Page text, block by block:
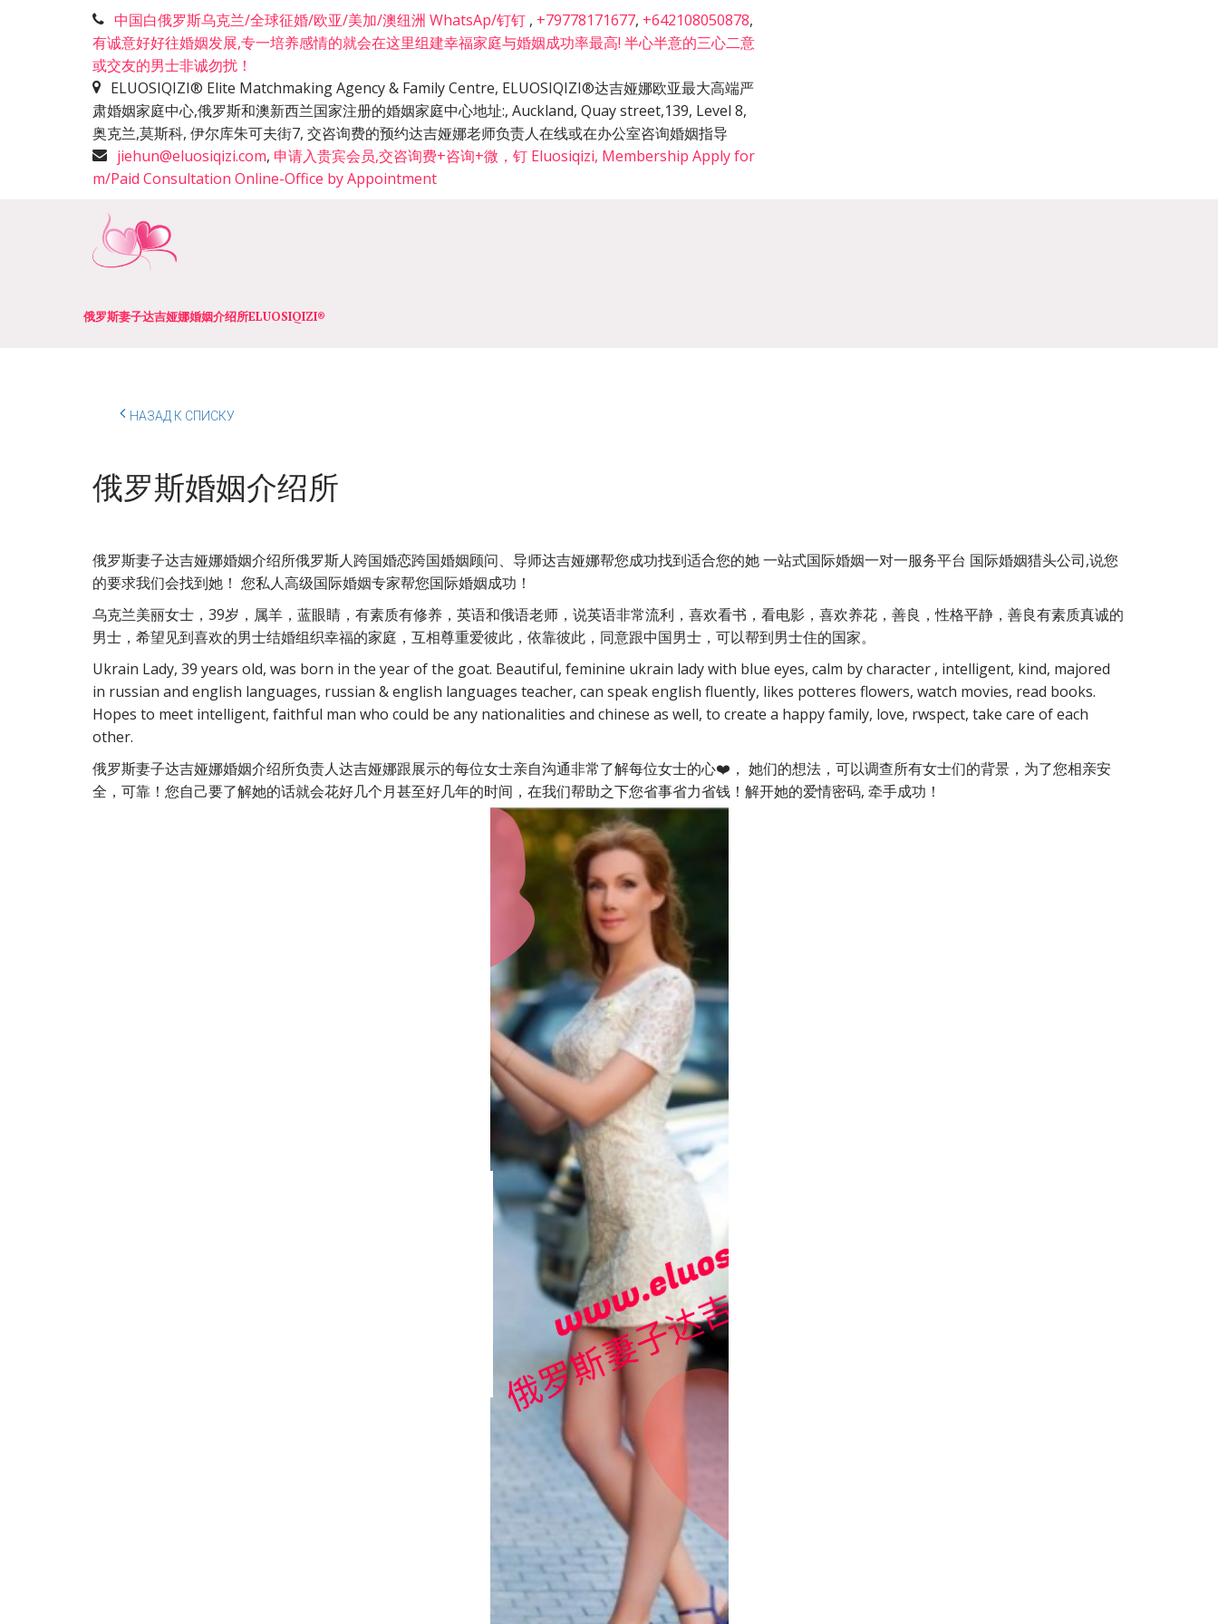
中国白俄罗斯乌克兰/全球征婚/欧亚/美加/澳纽洲 WhatsAp/钉钉 , +79778171677, +642108050878,
有诚意好好往婚姻发展,专一培养感情的就会在这里组建幸福家庭与婚姻成功率最高! 半心半意的三心二意
或交友的男士非诚勿扰！
ELUOSIQIZI® Elite Matchmaking Agency & Family Centre, ELUOSIQIZI®达吉娅娜欧亚最大高端严
肃婚姻家庭中心,俄罗斯和澳新西兰国家注册的婚姻家庭中心地址:, Auckland, Quay street,139, Level 8,
奥克兰,莫斯科, 伊尔库朱可夫街7, 交咨询费的预约达吉娅娜老师负责人在线或在办公室咨询婚姻指导
jiehun@eluosiqizi.com, 申请入贵宾会员,交咨询费+咨询+微，钉 Eluosiqizi, Membership Apply for
m/Paid Consultation Online-Office by Appointment
俄罗斯妻子达吉娅娜婚姻介绍所­­ELUOSIQIZI®
НАЗАД К СПИСКУ
俄罗斯婚姻介绍所
俄罗斯妻子达吉娅娜婚姻介绍所俄罗斯人跨国婚恋跨国婚姻顾问、导师达吉娅娜帮您成功找到适合您的她 一站式国际婚姻一对一服务平台 国际婚姻猎头公司,说您
的要求我们会找到她！ 您私人高级国际婚姻专家帮您国际婚姻成功！
乌克兰美丽女士，39岁，属羊，蓝眼睛，有素质有修养，英语和俄语老师，说英语非常流利，喜欢看书，看电影，喜欢养花，善良，性格平静，善良有素质真诚的
男士，希望见到喜欢的男士结婚组织幸福的家庭，互相尊重爱彼此，依靠彼此，同意跟中国男士，可以帮到男士住的国家。
Ukrain Lady, 39 years old, was born in the year of the goat. Beautiful, feminine ukrain lady with blue eyes, calm by character , intelligent, kind, majored
in russian and english languages, russian & english languages teacher, can speak english fluently, likes potteres flowers, watch movies, read books.
Hopes to meet intelligent, faithful man who could be any nationalities and chinese as well, to create a happy family, love, rwspect, take care of each
other.
俄罗斯妻子达吉娅娜婚姻介绍所负责人达吉娅娜跟展示的每位女士亲自沟通非常了解每位女士的心❤️， 她们的想法，可以调查所有女士们的背景，为了您相亲安
全，可靠！您自己要了解她的话就会花好几个月甚至好几年的时间，在我们帮助之下您省事省力省钱！解开她的爱情密码, 牵手成功！